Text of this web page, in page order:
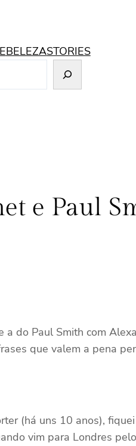
BELEZASTORIES
e Paul
do Paul Smith com
que valem a pena
(há uns 10 anos),
vim para Londres